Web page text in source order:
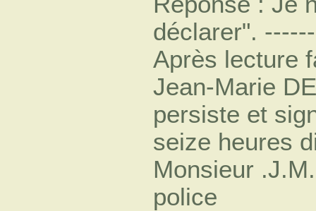
déclarer".
Après lecture
Jean-Marie
persiste et
seize heures
Monsieur
police